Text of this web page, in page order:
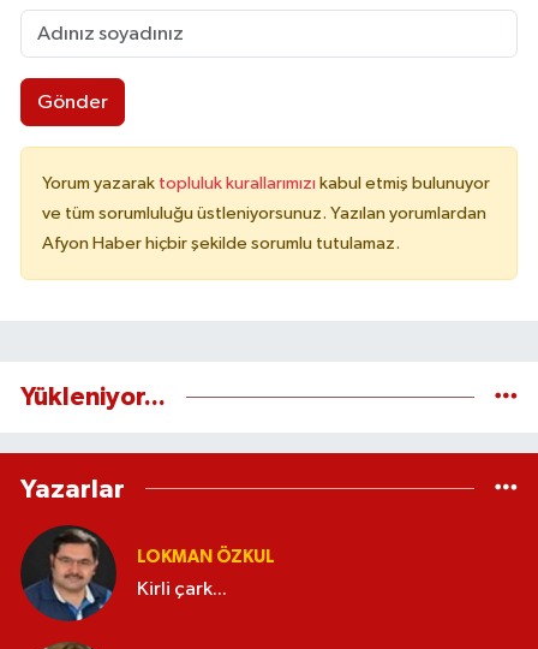
Gönder
Yorum yazarak topluluk kurallarımızı kabul etmiş bulunuyor
ve tüm sorumluluğu üstleniyorsunuz. Yazılan yorumlardan
Afyon Haber hiçbir şekilde sorumlu tutulamaz.
Yükleniyor...
Yazarlar
LOKMAN ÖZKUL
Kirli çark...